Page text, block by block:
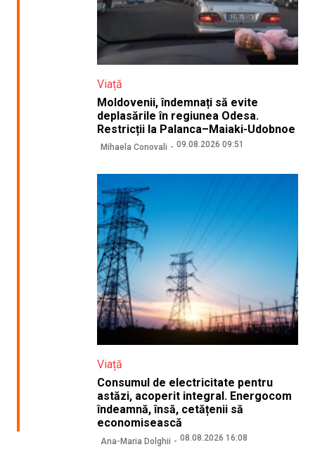
Viață
Moldovenii, îndemnați să evite
deplasările în regiunea Odesa.
Restricții la Palanca–Maiaki-Udobnoe
Mihaela Conovali 09.08.2026 09:51
Viață
Consumul de electricitate pentru
astăzi, acoperit integral. Energocom
îndeamnă, însă, cetățenii să
economisească
Ana-Maria Dolghii 08.08.2026 16:08